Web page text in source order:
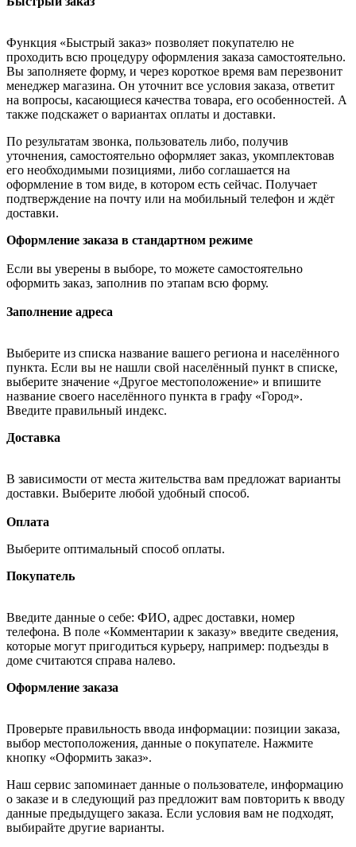
Функция «Быстрый заказ» позволяет покупателю не
проходить всю процедуру оформления заказа самостоятельно.
Вы заполняете форму, и через короткое время вам перезвонит
менеджер магазина. Он уточнит все условия заказа, ответит
на вопросы, касающиеся качества товара, его особенностей. А
также подскажет о вариантах оплаты и доставки.
По результатам звонка, пользователь либо, получив
уточнения, самостоятельно оформляет заказ, укомплектовав
его необходимыми позициями, либо соглашается на
оформление в том виде, в котором есть сейчас. Получает
подтверждение на почту или на мобильный телефон и ждёт
доставки.
Оформление заказа в стандартном режиме
Если вы уверены в выборе, то можете самостоятельно
оформить заказ, заполнив по этапам всю форму.
Заполнение адреса
Выберите из списка название вашего региона и населённого
пункта. Если вы не нашли свой населённый пункт в списке,
выберите значение «Другое местоположение» и впишите
название своего населённого пункта в графу «Город».
Введите правильный индекс.
Доставка
В зависимости от места жительства вам предложат варианты
доставки. Выберите любой удобный способ.
Оплата
Выберите оптимальный способ оплаты.
Покупатель
Введите данные о себе: ФИО, адрес доставки, номер
телефона. В поле «Комментарии к заказу» введите сведения,
которые могут пригодиться курьеру, например: подъезды в
доме считаются справа налево.
Оформление заказа
Проверьте правильность ввода информации: позиции заказа,
выбор местоположения, данные о покупателе. Нажмите
кнопку «Оформить заказ».
Наш сервис запоминает данные о пользователе, информацию
о заказе и в следующий раз предложит вам повторить к вводу
данные предыдущего заказа. Если условия вам не подходят,
выбирайте другие варианты.